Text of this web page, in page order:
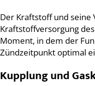
Der Kraftstoff und
Kraftstoffversorgung
Moment, in dem der
Zündzeitpunkt optimal
Kupplung und